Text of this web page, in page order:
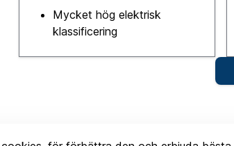
Mycket hög elektrisk
klassificering